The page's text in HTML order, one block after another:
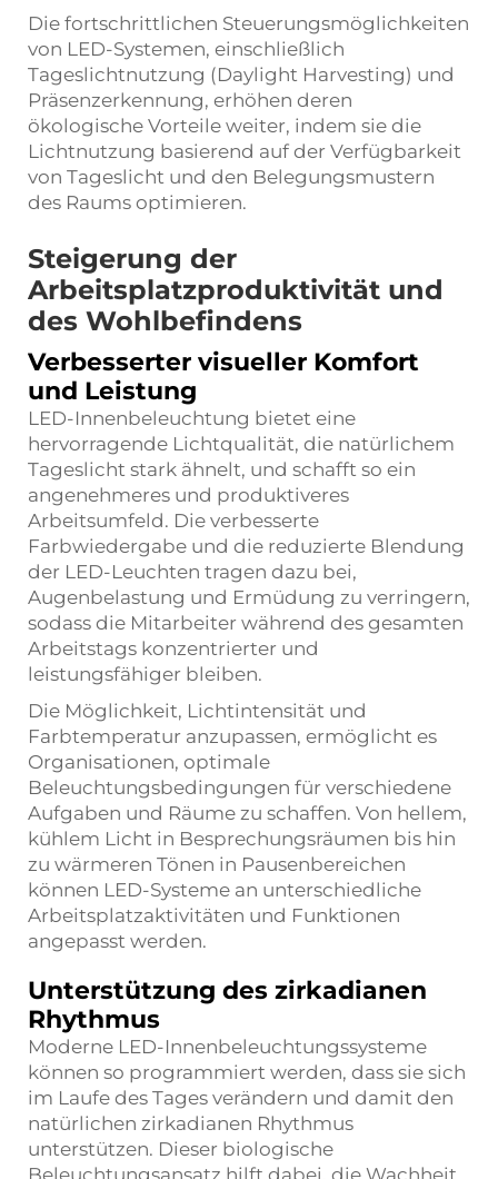
Die fortschrittlichen Steuerungsmöglichkeiten
von LED-Systemen, einschließlich
Tageslichtnutzung (Daylight Harvesting) und
Präsenzerkennung, erhöhen deren
ökologische Vorteile weiter, indem sie die
Lichtnutzung basierend auf der Verfügbarkeit
von Tageslicht und den Belegungsmustern
des Raums optimieren.
Steigerung der
Arbeitsplatzproduktivität und
des Wohlbefindens
Verbesserter visueller Komfort
und Leistung
LED-Innenbeleuchtung bietet eine
hervorragende Lichtqualität, die natürlichem
Tageslicht stark ähnelt, und schafft so ein
angenehmeres und produktiveres
Arbeitsumfeld. Die verbesserte
Farbwiedergabe und die reduzierte Blendung
der LED-Leuchten tragen dazu bei,
Augenbelastung und Ermüdung zu verringern,
sodass die Mitarbeiter während des gesamten
Arbeitstags konzentrierter und
leistungsfähiger bleiben.
Die Möglichkeit, Lichtintensität und
Farbtemperatur anzupassen, ermöglicht es
Organisationen, optimale
Beleuchtungsbedingungen für verschiedene
Aufgaben und Räume zu schaffen. Von hellem,
kühlem Licht in Besprechungsräumen bis hin
zu wärmeren Tönen in Pausenbereichen
können LED-Systeme an unterschiedliche
Arbeitsplatzaktivitäten und Funktionen
angepasst werden.
Unterstützung des zirkadianen
Rhythmus
Moderne LED-Innenbeleuchtungssysteme
können so programmiert werden, dass sie sich
im Laufe des Tages verändern und damit den
natürlichen zirkadianen Rhythmus
unterstützen. Dieser biologische
Beleuchtungsansatz hilft dabei, die Wachheit